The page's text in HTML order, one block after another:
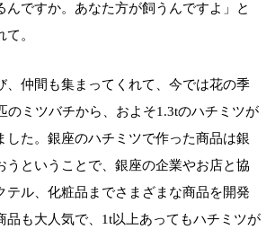
んですか。あなた方が飼うんですよ」と
。
、仲間も集まってくれて、今では花の季
のミツバチから、およそ1.3tのハチミツが
した。銀座のハチミツで作った商品は銀
うということで、銀座の企業やお店と協
テル、化粧品までさまざまな商品を開発
品も大人気で、1t以上あってもハチミツが